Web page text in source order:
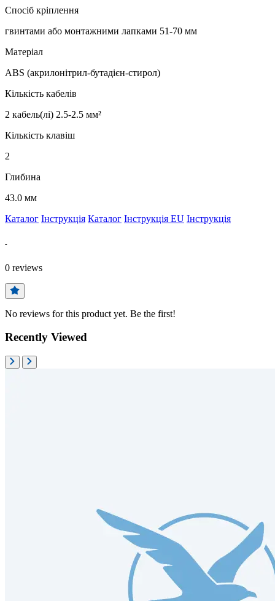
Спосіб кріплення
гвинтами або монтажними лапками 51-70 мм
Матеріал
ABS (акрилонітрил-бутадієн-стирол)
Кількість кабелів
2 кабель(лі) 2.5-2.5 мм²
Кількість клавіш
2
Глибина
43.0 мм
Каталог Інструкція Каталог Інструкція EU Інструкція
-
0 reviews
No reviews for this product yet. Be the first!
Recently Viewed